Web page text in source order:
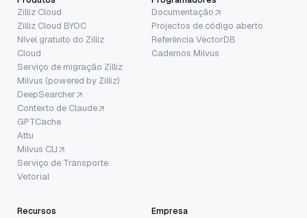
Zilliz Cloud
Zilliz Cloud BYOC
Nível gratuito do Zilliz
Cloud
Serviço de migração Zilliz
Milvus (powered by Zilliz)
DeepSearcher
Contexto de Claude
GPTCache
Attu
Milvus CLI
Serviço de Transporte
Vetorial
Documentação
Projectos de código aberto
Referência VectorDB
Cadernos Milvus
Recursos Empresa